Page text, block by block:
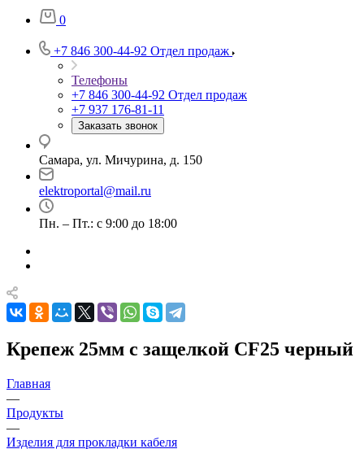
0
+7 846 300-44-92 Отдел продаж
Телефоны
+7 846 300-44-92 Отдел продаж
+7 937 176-81-11
Заказать звонок
Самара, ул. Мичурина, д. 150
elektroportal@mail.ru
Пн. – Пт.: с 9:00 до 18:00
Крепеж 25мм с защелкой CF25 черный
Главная
—
Продукты
—
Изделия для прокладки кабеля